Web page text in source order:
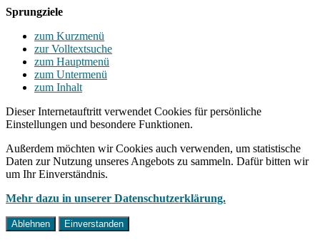
Sprungziele
zum Kurzmenü
zur Volltextsuche
zum Hauptmenü
zum Untermenü
zum Inhalt
Dieser Internetauftritt verwendet Cookies für persönliche
Einstellungen und besondere Funktionen.
Außerdem möchten wir Cookies auch verwenden, um statistische
Daten zur Nutzung unseres Angebots zu sammeln. Dafür bitten wir
um Ihr Einverständnis.
Mehr dazu in unserer Datenschutzerklärung.
Ablehnen Einverstanden